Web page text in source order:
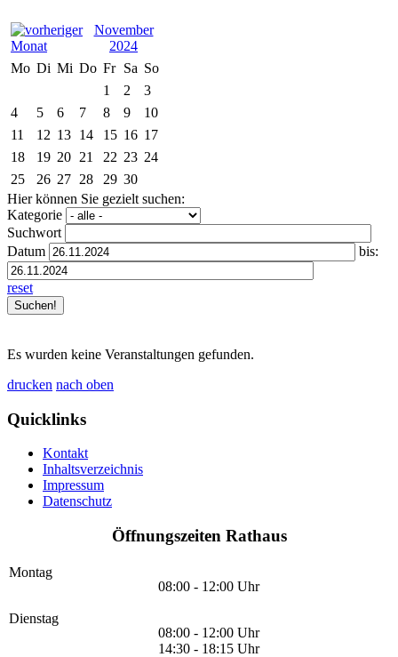
November
2024
Mo Di Mi Do Fr Sa So
1
2
3
4
5 6 7 8 9
10
11
12 13 14 15 16 17
18
19 20 21 22 23 24
25
26 27 28 29 30
Hier können Sie gezielt suchen:
Kategorie
Suchwort
Datum
bis:
reset
Es wurden keine Veranstaltungen gefunden.
drucken nach oben
Quicklinks
Kontakt
Inhaltsverzeichnis
Impressum
Datenschutz
Öffnungszeiten Rathaus
Montag
08:00 - 12:00 Uhr
Dienstag
08:00 - 12:00 Uhr
14:30 - 18:15 Uhr